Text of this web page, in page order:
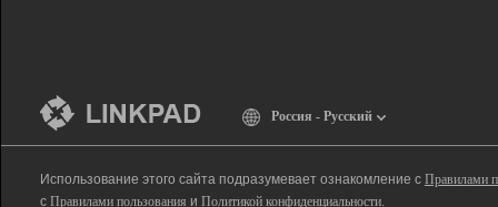
Россия - Русский
Использование этого сайта подразумевает ознакомление с Правилами
с Правилами пользования и Политикой конфиденциальности.